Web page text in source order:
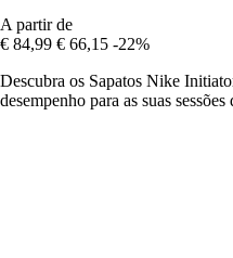
A partir de
€ 84,99 € 66,15 -22%
Descubra os Sapatos Nike
desempenho para as suas sessões